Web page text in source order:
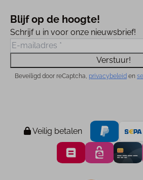
Blijf op de hoogte!
Schrijf u in voor onze nieuwsbrief!
Verstuur!
Beveiligd door reCaptcha, privacybeleid en
Veilig betalen